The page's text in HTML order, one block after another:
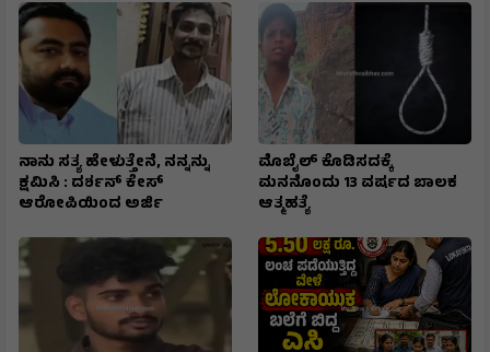
ನಾನು ಸತ್ಯ ಹೇಳುತ್ತೇನೆ, ನನ್ನನ್ನು
ಕ್ಷಮಿಸಿ : ದರ್ಶನ್ ಕೇಸ್
ಆರೋಪಿಯಿಂದ ಅರ್ಜಿ
ಮೊಬೈಲ್ ಕೊಡಿಸದಕ್ಕೆ
ಮನನೊಂದು 13 ವರ್ಷದ ಬಾಲಕ
ಆತ್ಮಹತ್ಯೆ